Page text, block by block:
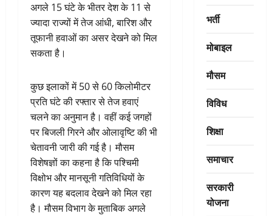
अगले 15 घंटे के भीतर देश के 11 से
ज्यादा राज्यों में तेज आंधी, बारिश और
तूफानी हवाओं का असर देखने को मिल
सकता है।
कुछ इलाकों में 50 से 60 किलोमीटर
प्रति घंटे की रफ्तार से तेज हवाएं
चलने का अनुमान है। वहीं कई जगहों
पर बिजली गिरने और ओलावृष्टि की भी
चेतावनी जारी की गई है। मौसम
विशेषज्ञों का कहना है कि पश्चिमी
विक्षोभ और मानसूनी गतिविधियों के
कारण यह बदलाव देखने को मिल रहा
है। मौसम विभाग के मुताबिक अगले
भर्ती
मोबाइल
मौसम
विविध
शिक्षा
समाचार
सरकारी
योजना